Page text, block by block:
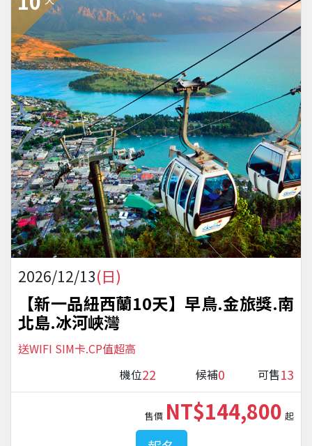
2026/12/13(日)
【新一品紐西蘭10天】早鳥.金旅獎.南
北島.冰河峽灣
送WIFI SIM卡.CP值超高
機位22 候補0 可售13
售價 NT$144,800 起